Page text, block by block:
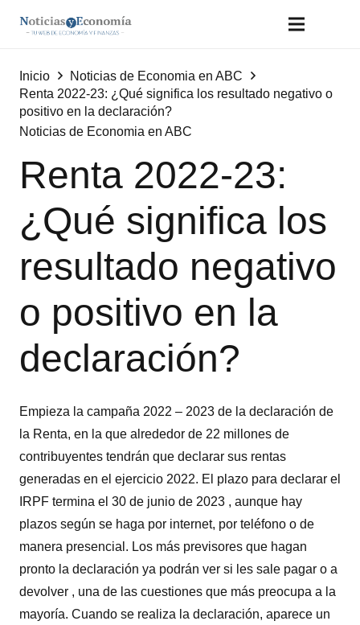
Inicio
Noticias de Economia en ABC
Renta 2022-23: ¿Qué significa los resultado negativo o
positivo en la declaración?
Noticias de Economia en ABC
Renta 2022-23:
¿Qué significa los
resultado negativo
o positivo en la
declaración?
Empieza la campaña 2022 – 2023 de la declaración de
la Renta, en la que alrededor de 22 millones de
contribuyentes tendrán que declarar sus rentas
generadas en el ejercicio 2022. El plazo para declarar el
IRPF termina el 30 de junio de 2023 , aunque hay
plazos según se haga por internet, por teléfono o de
manera presencial. Los más previsores que hagan
pronto la declaración ya podrán ver si les sale pagar o a
devolver , una de las cuestiones que más preocupa a la
mayoría. Cuando se realiza la declaración, aparece un